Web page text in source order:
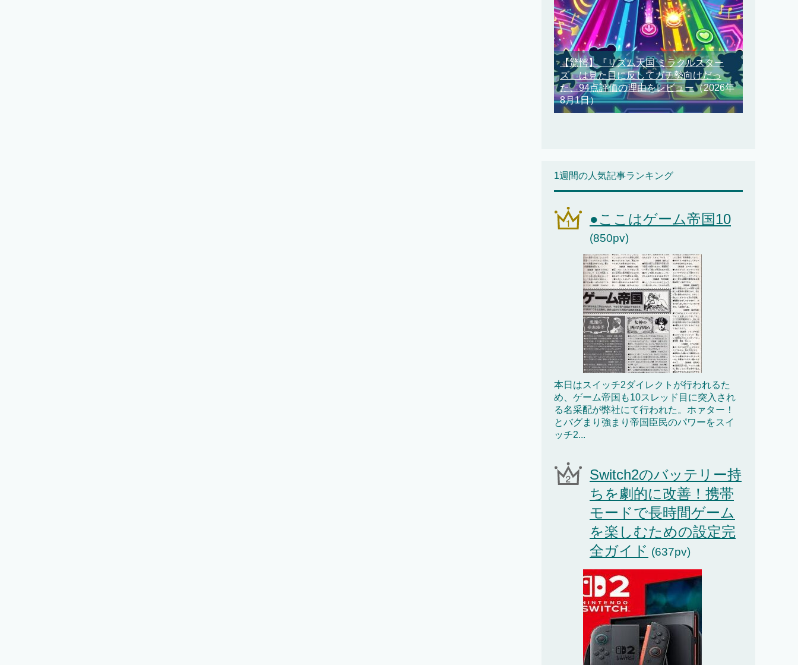
【驚愕】『リズム天国 ミラクルスター
ズ』は見た目に反してガチ勢向けだっ
た、94点評価の理由をレビュー（2026年
8月1日）
1週間の人気記事ランキング
●ここはゲーム帝国10
(850pv)
本日はスイッチ2ダイレクトが行われるた
め、ゲーム帝国も10スレッド目に突入され
る名采配が弊社にて行われた。ホァター！
とバグまり強まり帝国臣民のパワーをスイ
ッチ2...
Switch2のバッテリー持
ちを劇的に改善！携帯
モードで長時間ゲーム
を楽しむための設定完
全ガイド (637pv)